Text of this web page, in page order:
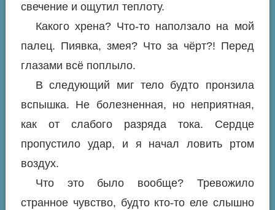
свечение и ощутил теплоту.
Какого хрена? Что-то наползало на мой
палец. Пиявка, змея? Что за чёрт?! Перед
глазами всё поплыло.
В следующий миг тело будто пронзила
вспышка. Не болезненная, но неприятная,
как от слабого разряда тока. Сердце
пропустило удар, и я начал ловить ртом
воздух.
Что это было вообще? Тревожило
странное чувство, будто кто-то еле слышно